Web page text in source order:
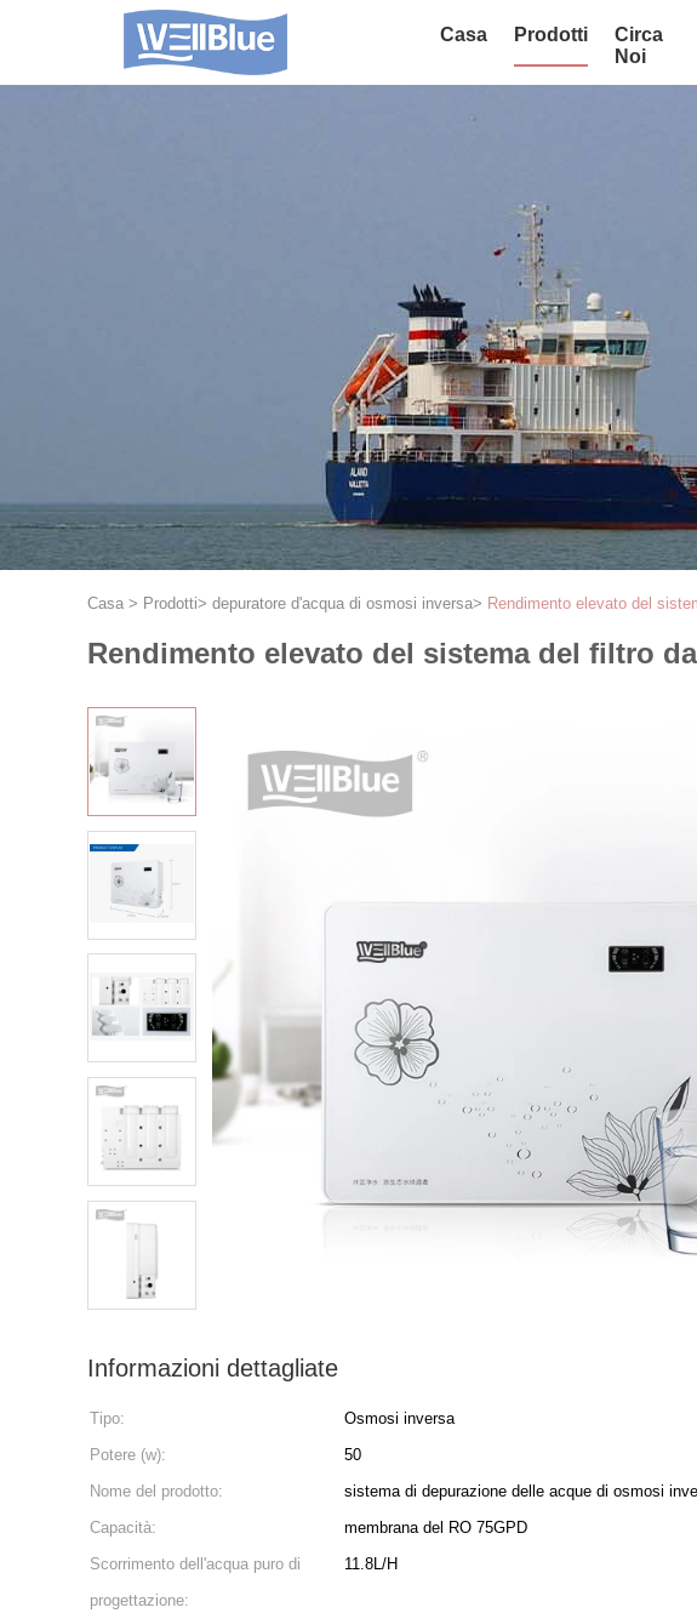
Casa Prodotti
Circa
Noi
Casa > Prodotti> depuratore d'acqua di osmosi inversa> Rendimento elevato del
Rendimento elevato del sistema del filtro
Informazioni dettagliate
Tipo: Osmosi inversa
Potere (w):
50
Nome del prodotto:
sistema di depurazione delle acque di osmosi
Capacità:
membrana del RO 75GPD
Scorrimento dell'acqua puro di
progettazione:
11.8L/H